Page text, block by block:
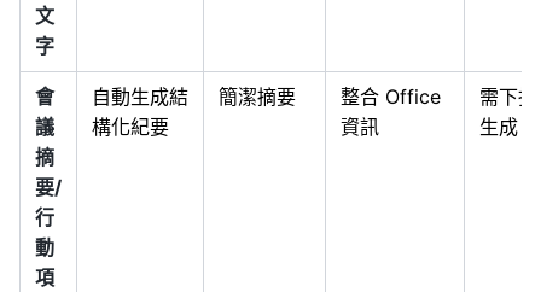
文
字
會
議
摘
要/
行
動
項
自動生成結
構化紀要
簡潔摘要
整合 Office
資訊
需下
生成